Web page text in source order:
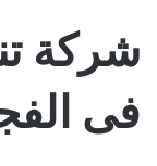
شركة
فى